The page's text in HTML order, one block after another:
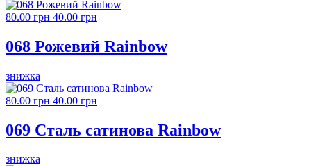
80.00 грн 40.00 грн
068 Рожевий Rainbow
знижка
80.00 грн 40.00 грн
069 Сталь сатинова Rainbow
знижка